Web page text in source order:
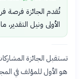
تُقدم الجائزة فرصة
الأولى ونيل